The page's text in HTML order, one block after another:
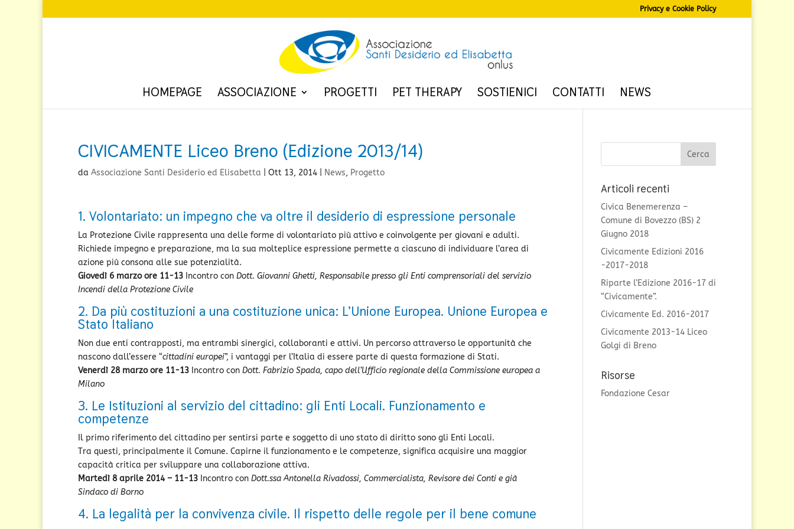
Privacy e Cookie Policy
HOMEPAGE ASSOCIAZIONE PROGETTI PET THERAPY SOSTIENICI CONTATTI NEWS
CIVICAMENTE Liceo Breno (Edizione 2013/14)
da Associazione Santi Desiderio ed Elisabetta Ott 13, 2014 News, Progetto
1. Volontariato: un impegno che va oltre il desiderio di espressione personale
La Protezione Civile rappresenta una delle forme di volontariato più attivo e coinvolgente per giovani e adulti.
Richiede impegno e preparazione, ma la sua molteplice espressione permette a ciascuno di individuare l’area di
azione più consona alle sue potenzialità.
Giovedì 6 marzo ore 11-13 Incontro con Dott. Giovanni Ghetti, Responsabile presso gli Enti comprensoriali del servizio
Incendi della Protezione Civile
2. Da più costituzioni a una costituzione unica: L’Unione Europea. Unione Europea e
Stato Italiano
Non due enti contrapposti, ma entrambi sinergici, collaboranti e attivi. Un percorso attraverso le opportunità che
nascono dall’essere “cittadini europei”, i vantaggi per l’Italia di essere parte di questa formazione di Stati.
Venerdì 28 marzo ore 11-13 Incontro con Dott. Fabrizio Spada, capo dell’Ufficio regionale della Commissione europea a
Milano
3. Le Istituzioni al servizio del cittadino: gli Enti Locali. Funzionamento e
competenze
Il primo riferimento del cittadino per sentirsi parte e soggetto di uno stato di diritto sono gli Enti Locali.
Tra questi, principalmente il Comune. Capirne il funzionamento e le competenze, significa acquisire una maggior
capacità critica per sviluppare una collaborazione attiva.
Martedì 8 aprile 2014 – 11-13 Incontro con Dott.ssa Antonella Rivadossi, Commercialista, Revisore dei Conti e già
Sindaco di Borno
4. La legalità per la convivenza civile. Il rispetto delle regole per il bene comune
Articoli recenti
Civica Benemerenza –
Comune di Bovezzo (BS) 2
Giugno 2018
Civicamente Edizioni 2016
-2017-2018
Riparte l’Edizione 2016-17 di
“Civicamente”.
Civicamente Ed. 2016-2017
Civicamente 2013-14 Liceo
Golgi di Breno
Risorse
Fondazione Cesar